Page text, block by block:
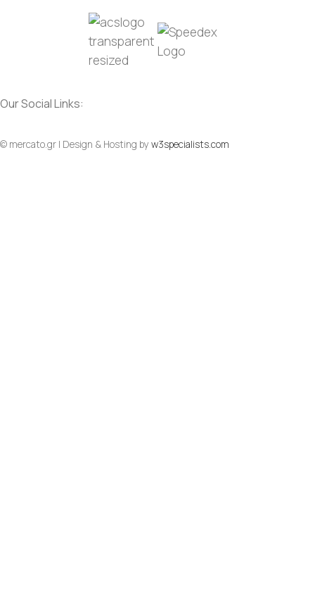
Our Social Links:
© mercato.gr | Design & Hosting by w3specialists.com